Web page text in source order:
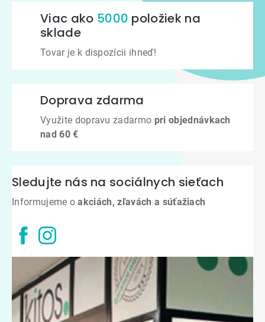
Viac ako 5000 položiek na
sklade
Tovar je k dispozícii ihneď!
Doprava zdarma
Využite dopravu zadarmo pri objednávkach
nad 60 €
Sledujte nás na sociálnych sieťach
Informujeme oakciách, zľavách a súťažiach